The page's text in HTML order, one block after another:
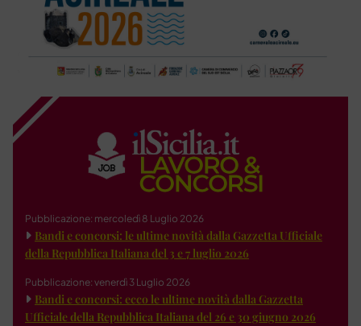
Pubblicazione: mercoledì 8 Luglio 2026
Bandi e concorsi: le ultime novità dalla Gazzetta Ufficiale
della Repubblica Italiana del 3 e 7 luglio 2026
Pubblicazione: venerdì 3 Luglio 2026
Bandi e concorsi: ecco le ultime novità dalla Gazzetta
Ufficiale della Repubblica Italiana del 26 e 30 giugno 2026